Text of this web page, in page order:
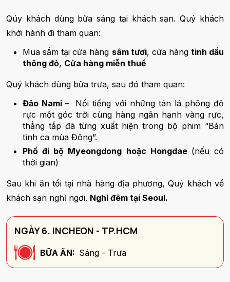
Qúy khách dùng bữa sáng tại khách sạn. Quý khách
khởi hành đi tham quan:
Mua sắm tại cửa hàng sâm tươi, cửa hàng tinh dầu
thông đỏ, Cửa hàng miễn thuế
Quý khách dùng bữa trưa, sau đó tham quan:
Đảo Nami – Nổi tiếng với những tán lá phông đỏ
rực một góc trời cùng hàng ngân hạnh vàng rực,
thẳng tắp đã từng xuất hiện trong bộ phim “Bản
tình ca mùa Đông”.
Phố đi bộ Myeongdong hoặc Hongdae (nếu có
thời gian)
Sau khi ăn tối tại nhà hàng địa phương, Quý khách về
khách sạn nghỉ ngơi. Nghỉ đêm tại Seoul.
NGÀY 6. INCHEON - TP.HCM
BỮA ĂN: Sáng - Trưa